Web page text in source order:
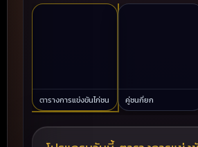
ตารางการแข่งขันไก่ชน คู่ชนกี่ยก